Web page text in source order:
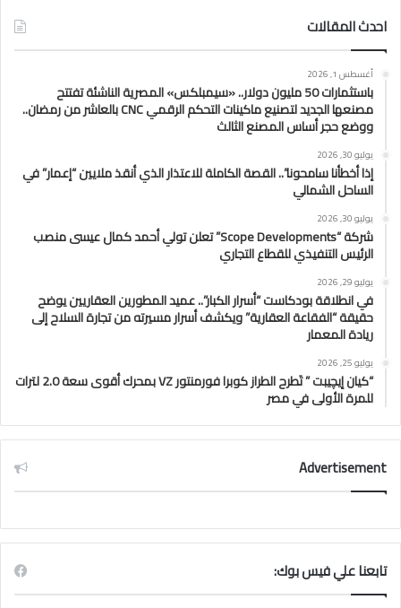
احدث المقالات
أغسطس 1, 2026
باستثمارات 50 مليون دولار.. «سيمبلكس» المصرية الناشئة تفتتح
مصنعها الجديد لتصنيع ماكينات التحكم الرقمي CNC بالعاشر من رمضان..
ووضع حجر أساس المصنع الثالث
يوليو 30, 2026
إذا أخطأنا سامحونا”.. القصة الكاملة للاعتذار الذي أنقذ ملايين “إعمار” في
الساحل الشمالي
يوليو 30, 2026
شركة “Scope Developments” تعلن تولي أحمد كمال عيسى منصب
الرئيس التنفيذي للقطاع التجاري
يوليو 29, 2026
في انطلاقة بودكاست “أسرار الكبار”.. عميد المطورين العقاريين يوضح
حقيقة “الفقاعة العقارية” ويكشف أسرار مسيرته من تجارة السلاح إلى
ريادة المعمار
يوليو 25, 2026
“كيان إيچيبت ” تَطرح الطراز كوبرا فورمنتور VZ بمحرك أقوى سعة 2.0 لترات
للمرة الأولى في مصر
Advertisement
تابعنا علي فيس بوك: